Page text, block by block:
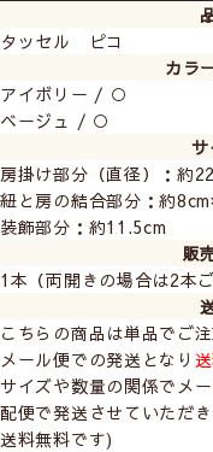
タッセル ピコ
カラ
アイボリー / ○
ベージュ / ○
サ
房掛け部分（直径）：約
紐と房の結合部分：約
装飾部分：約11.5cm
販
1本（両開きの場合は2本
こちらの商品は単品でご
メール便での発送となり
サイズや数量の関係でメ
配便で発送させていただ
送料無料です)